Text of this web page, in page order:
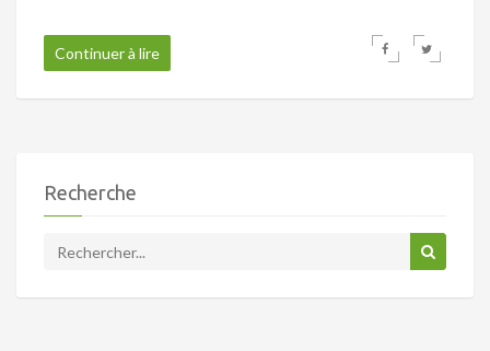
Continuer à lire
Recherche